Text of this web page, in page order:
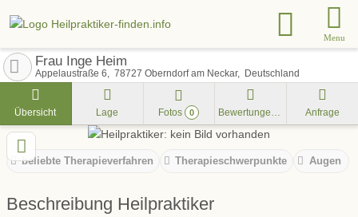
Menu
Frau Inge Heim
Appelaustraße 6 78727 Oberndorf am Neckar Deutschland
Übersicht Lage Fotos 0 Bewertungen Anfrage
beliebte Therapieverfahren Therapieschwerpunkte Augen
Beschreibung Heilpraktiker